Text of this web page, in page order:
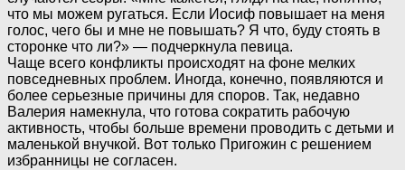
что мы можем ругаться. Если Иосиф повышает на меня
голос, чего бы и мне не повышать? Я что, буду стоять в
сторонке что ли?» — подчеркнула певица.
Чаще всего конфликты происходят на фоне мелких
повседневных проблем. Иногда, конечно, появляются и
более серьезные причины для споров. Так, недавно
Валерия намекнула, что готова сократить рабочую
активность, чтобы больше времени проводить с детьми и
маленькой внучкой. Вот только Пригожин с решением
избранницы не согласен.